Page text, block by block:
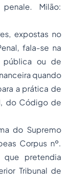
Milão:
expostas no
fala-se na
pública ou de
quando
a prática de
do Código de
do Supremo
Corpus nº.
pretendia
Tribunal de